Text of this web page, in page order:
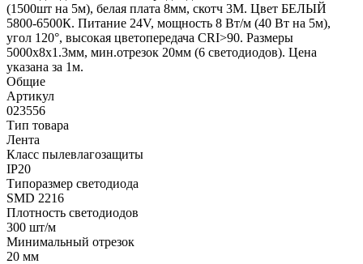
(1500шт на 5м), белая плата 8мм, скотч 3М. Цвет БЕЛЫЙ
5800-6500К. Питание 24V, мощность 8 Вт/м (40 Вт на 5м),
угол 120°, высокая цветопередача CRI>90. Размеры
5000х8х1.3мм, мин.отрезок 20мм (6 светодиодов). Цена
указана за 1м.
Общие
Артикул
023556
Тип товара
Лента
Класс пылевлагозащиты
IP20
Типоразмер светодиода
SMD 2216
Плотность светодиодов
300 шт/м
Минимальный отрезок
20 мм